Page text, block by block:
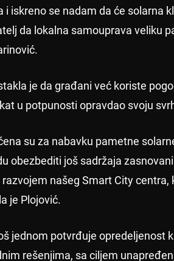
i iskreno se nadam da će solarna
da lokalna samouprava veliku
je da građani već koriste
u potpunosti opravdao svoju
su za nabavku pametne
obezbediti još sadržaja
našeg Smart City centra,
je Plojović.
jednom potvrđuje opredeljenost
rešenjima, sa ciljem